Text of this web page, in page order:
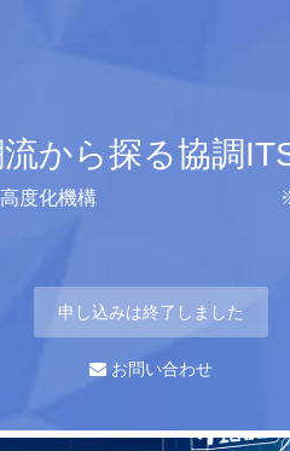
から探る協調
ビス高度化機構 ※申込
申し込みは終了しました
お問い合わせ